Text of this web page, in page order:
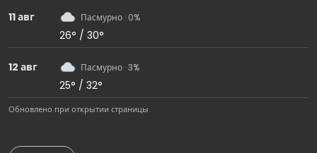
11 авг Пасмурно · 0%
26° / 30°
12 авг Пасмурно · 3%
25° / 32°
Обновлено при открытии страницы